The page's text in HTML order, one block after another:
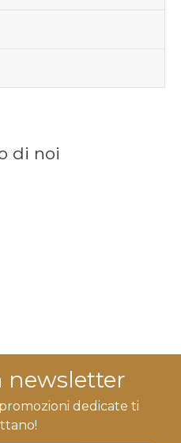
di noi
newsletter
dedicate ti